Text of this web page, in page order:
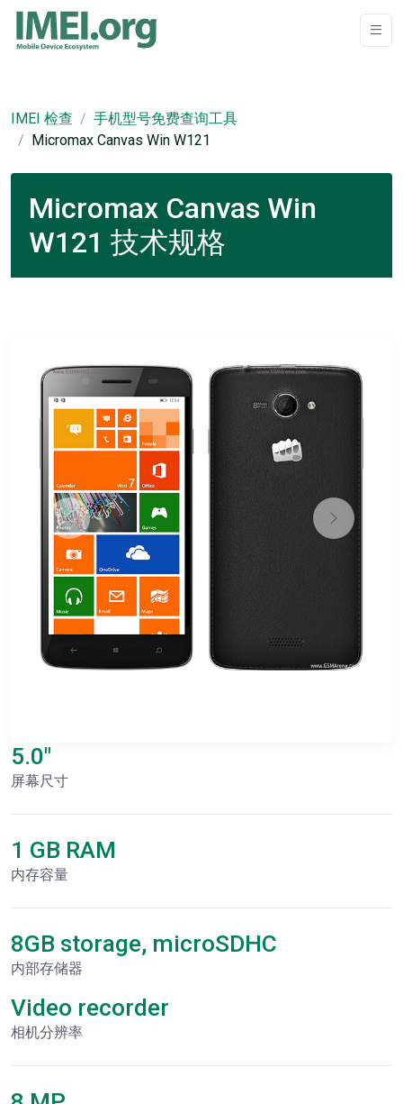
IMEI 检查
手机型号免费查询工具
Micromax Canvas Win W121
Micromax Canvas Win
W121 技术规格
5.0"
屏幕尺寸
1 GB RAM
内存容量
8GB storage, microSDHC
内部存储器
Video recorder
相机分辨率